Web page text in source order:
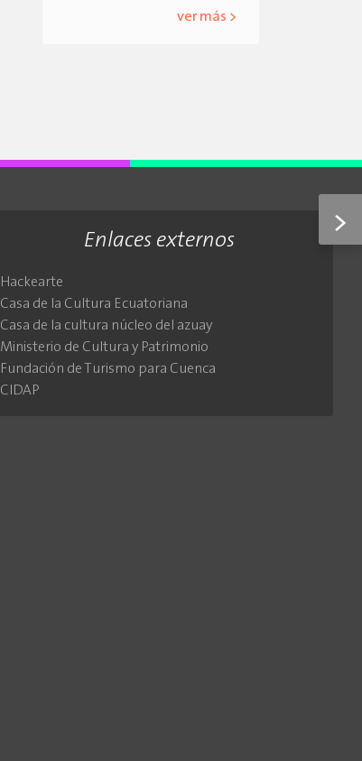
>
ver más >
Enlaces externos
Hackearte
Casa de la Cultura Ecuatoriana
Casa de la cultura núcleo del azuay
Ministerio de Cultura y Patrimonio
Fundación de Turismo para Cuenca
CIDAP